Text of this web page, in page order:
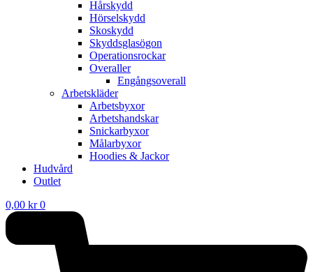
Hårskydd
Hörselskydd
Skoskydd
Skyddsglasögon
Operationsrockar
Overaller
Engångsoverall
Arbetskläder
Arbetsbyxor
Arbetshandskar
Snickarbyxor
Målarbyxor
Hoodies & Jackor
Hudvård
Outlet
0,00 kr 0